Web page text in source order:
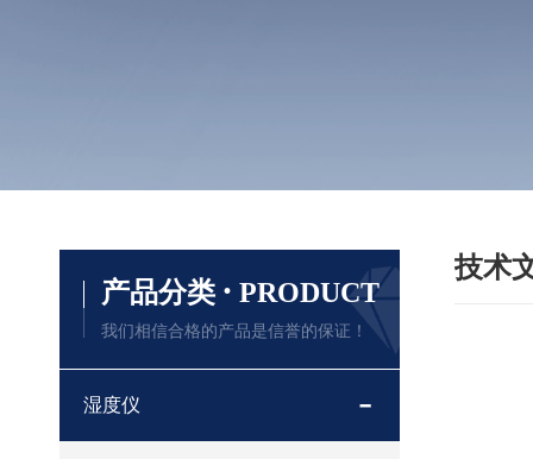
产品分类 · PRODUCT
我们相信合格的产品是信誉的保证！
湿度仪
技术